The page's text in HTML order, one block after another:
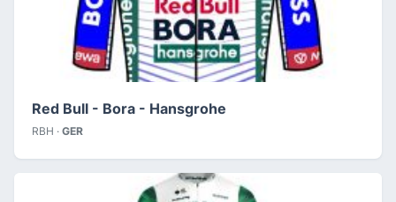
Red Bull - Bora - Hansgrohe
RBH · GER